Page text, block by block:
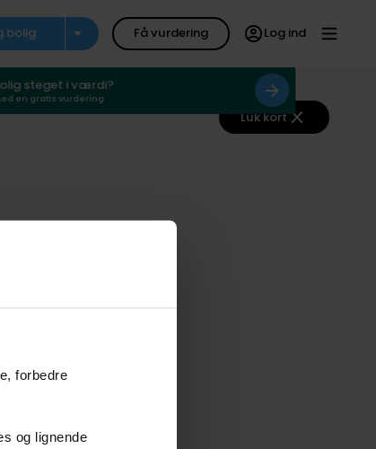
forbedre
og lignende
bolig Få vurdering Log ind
steget i værdi?
en gratis vurdering
Luk kort